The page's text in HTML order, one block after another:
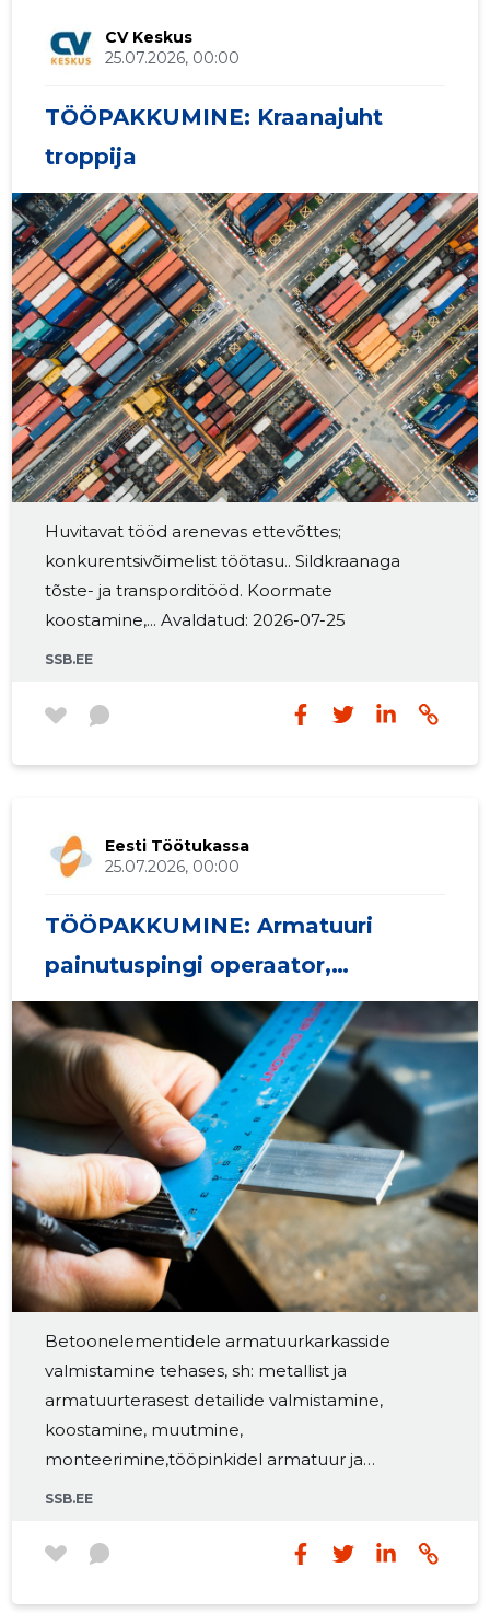
CV Keskus
25.07.2026, 00:00
TÖÖPAKKUMINE: Kraanajuht
troppija
Huvitavat tööd arenevas ettevõttes;
konkurentsivõimelist töötasu.. Sildkraanaga
tõste- ja transporditööd. Koormate
koostamine,... Avaldatud: 2026-07-25
SSB.EE
Eesti Töötukassa
25.07.2026, 00:00
TÖÖPAKKUMINE: Armatuuri
painutuspingi operaator,
armatuurkarkasside koostaja
Betoonelementidele armаtuurkarkasside
valmistamine tehases, sh: metallist ja
armatuurterasest detailide valmistamine,
koostamine, muutmine,
monteerimine,tööpinkidel armatuur ja
SSB.EE